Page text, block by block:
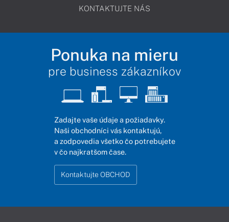
KONTAKTUJTE NÁS
Ponuka na mieru
pre business zákazníkov
Zadajte vaše údaje a požiadavky.
Naši obchodníci vás kontaktujú,
a zodpovedia všetko čo potrebujete
v čo najkratšom čase.
Kontaktujte OBCHOD